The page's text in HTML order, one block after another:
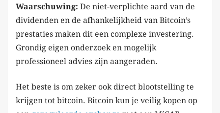
Waarschuwing: De niet-verplichte aard van de
dividenden en de afhankelijkheid van Bitcoin’s
prestaties maken dit een complexe investering.
Grondig eigen onderzoek en mogelijk
professioneel advies zijn aangeraden.
Het beste is om zeker ook direct blootstelling te
krijgen tot bitcoin. Bitcoin kun je veilig kopen op